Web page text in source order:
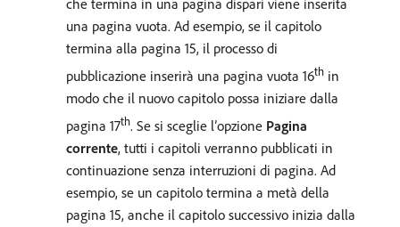
una pagina vuota. Ad esempio, se il capitolo
termina alla pagina 15, il processo di
pubblicazione inserirà una pagina vuota 16th in
modo che il nuovo capitolo possa iniziare dalla
pagina 17th. Se si sceglie l’opzione Pagina
corrente, tutti i capitoli verranno pubblicati in
continuazione senza interruzioni di pagina. Ad
esempio, se un capitolo termina a metà della
pagina 15, anche il capitolo successivo inizia dalla